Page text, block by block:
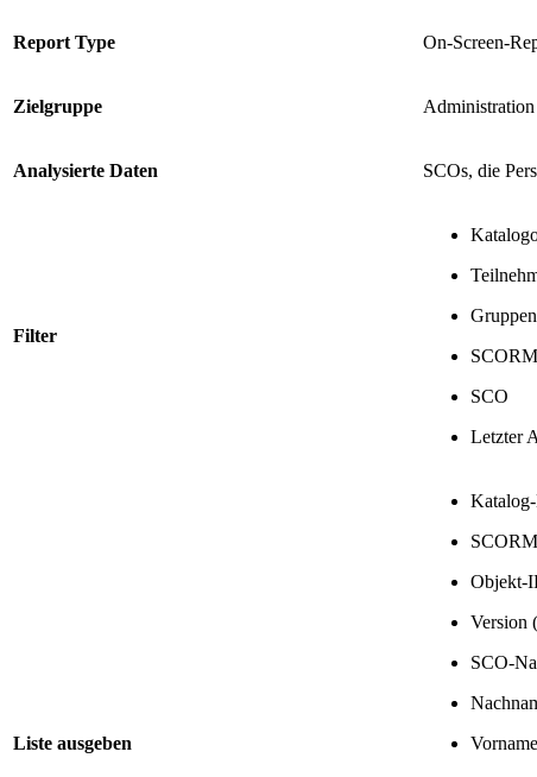
Report Type On-Screen-
Zielgruppe Administration
Analysierte Daten SCOs, die
Filter
Gruppen
SCO
Letzter
Liste ausgeben
Objekt-
Version
SCO-
Vorname